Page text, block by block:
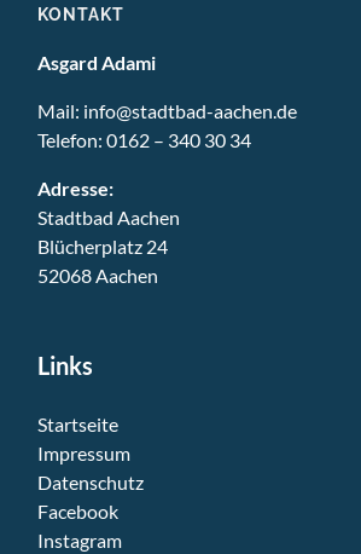
KONTAKT
Asgard Adami
Mail: info@stadtbad-aachen.de
Telefon:0162 – 340 30 34
Adresse:
Stadtbad Aachen
Blücherplatz 24
52068 Aachen
Links
Startseite
Impressum
Datenschutz
Facebook
Instagram